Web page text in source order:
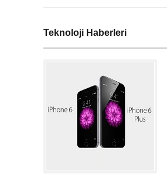
Teknoloji Haberleri